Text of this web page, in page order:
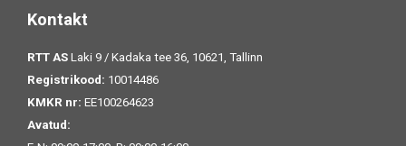
Kontakt
RTT AS Laki 9 / Kadaka tee 36, 10621, Tallinn
Registrikood: 10014486
KMKR nr: EE100264623
Avatud: